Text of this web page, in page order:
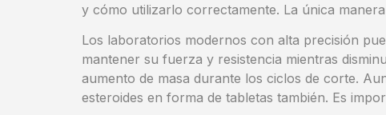
y cómo utilizarlo correctamente. La única
Los laboratorios modernos con alta precisión
mantener su fuerza y ​​resistencia mientras
aumento de masa durante los ciclos de corte.
esteroides en forma de tabletas también. Es